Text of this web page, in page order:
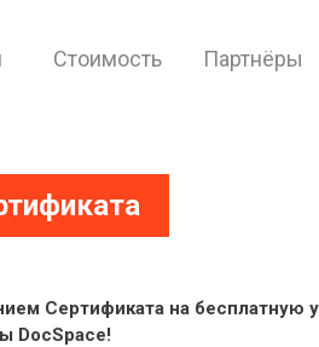
Стоимость Партнёры
Сертификата на бесплатную
DocSpace!